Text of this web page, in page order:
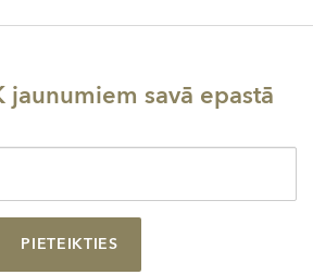
jaunumiem savā epastā
PIETEIKTIES